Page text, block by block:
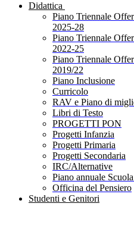
Didattica
Piano Triennale
2025-28
Piano Triennale
2022-25
Piano Triennale
2019/22
Piano Inclusione
Curricolo
RAV e Piano di
Libri di Testo
PROGETTI PON
Progetti Infanzia
Progetti Primaria
Progetti Secondaria
IRC/Alternative
Piano annuale
Officina del Pensiero
Studenti e Genitori